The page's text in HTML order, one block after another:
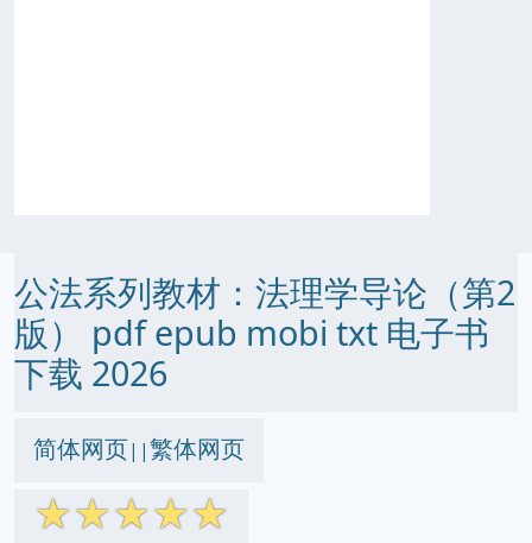
公法系列教材：法理学导论（第2
版） pdf epub mobi txt 电子书
下载 2026
简体网页||繁体网页
☆☆☆☆☆